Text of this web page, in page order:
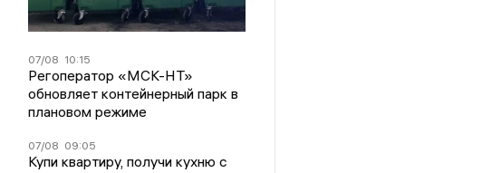
07/08 10:15
Регоператор «МСК-НТ»
обновляет контейнерный парк в
плановом режиме
07/08 09:05
Купи квартиру, получи кухню с